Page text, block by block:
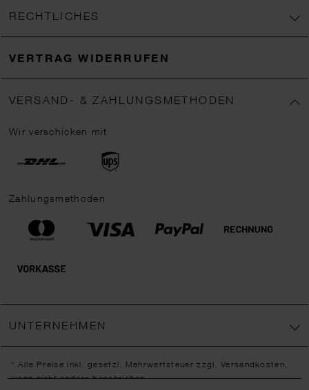
RECHTLICHES
VERTRAG WIDERRUFEN
VERSAND- & ZAHLUNGSMETHODEN
Wir verschicken mit
Zahlungsmethoden
UNTERNEHMEN
* Alle Preise inkl. gesetzl. Mehrwertsteuer zzgl.Versandkosten,
wenn nicht anders beschrieben.